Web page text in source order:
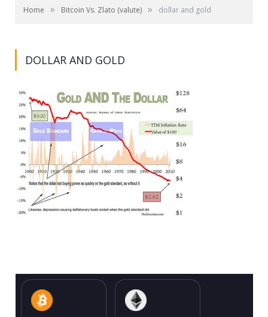
Home » Bitcoin Vs. Zlato (valute) » dollar and gold
DOLLAR AND GOLD